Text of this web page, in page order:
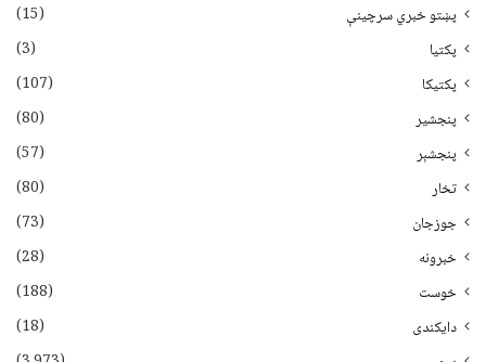
پښتو خبري سرچينې
(15)
پکتيا
(3)
پکتیکا
(107)
پنجشیر
(80)
پنجشېر
(57)
تخار
(80)
جوزجان
(73)
خبرونه
(28)
خوست
(188)
دایکندی
(18)